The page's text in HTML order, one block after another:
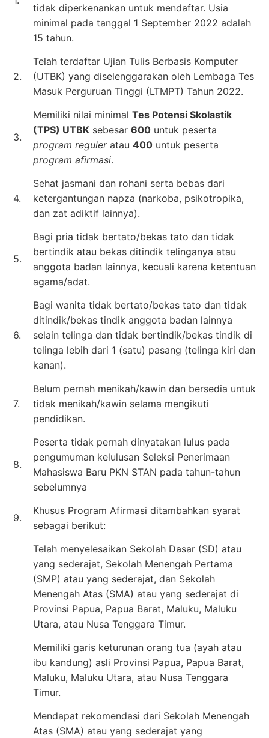
tidak diperkenankan untuk mendaftar. Usia
minimal pada tanggal 1 September 2022 adalah
15 tahun.
2.
Telah terdaftar Ujian Tulis Berbasis Komputer
(UTBK) yang diselenggarakan oleh Lembaga Tes
Masuk Perguruan Tinggi (LTMPT) Tahun 2022.
3.
Memiliki nilai minimal Tes Potensi Skolastik
(TPS) UTBK sebesar 600 untuk peserta
program reguleratau 400 untuk peserta
program afirmasi.
4.
Sehat jasmani dan rohani serta bebas dari
ketergantungan napza (narkoba, psikotropika,
dan zat adiktif lainnya).
5.
Bagi pria tidak bertato/bekas tato dan tidak
bertindik atau bekas ditindik telinganya atau
anggota badan lainnya, kecuali karena ketentuan
agama/adat.
6.
Bagi wanita tidak bertato/bekas tato dan tidak
ditindik/bekas tindik anggota badan lainnya
selain telinga dan tidak bertindik/bekas tindik di
telinga lebih dari 1 (satu) pasang (telinga kiri dan
kanan).
7.
Belum pernah menikah/kawin dan bersedia untuk
tidak menikah/kawin selama mengikuti
pendidikan.
8.
Peserta tidak pernah dinyatakan lulus pada
pengumuman kelulusan Seleksi Penerimaan
Mahasiswa Baru PKN STAN pada tahun-tahun
sebelumnya
9.
Khusus Program Afirmasi ditambahkan syarat
sebagai berikut:
Telah menyelesaikan Sekolah Dasar (SD) atau
yang sederajat, Sekolah Menengah Pertama
(SMP) atau yang sederajat, dan Sekolah
Menengah Atas (SMA) atau yang sederajat di
Provinsi Papua, Papua Barat, Maluku, Maluku
Utara, atau Nusa Tenggara Timur.
Memiliki garis keturunan orang tua (ayah atau
ibu kandung) asli Provinsi Papua, Papua Barat,
Maluku, Maluku Utara, atau Nusa Tenggara
Timur.
Mendapat rekomendasi dari Sekolah Menengah
Atas (SMA) atau yang sederajat yang